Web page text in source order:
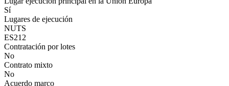
Sí
Lugares de ejecución
NUTS
ES212
Contratación por lotes
No
Contrato mixto
No
Acuerdo marco